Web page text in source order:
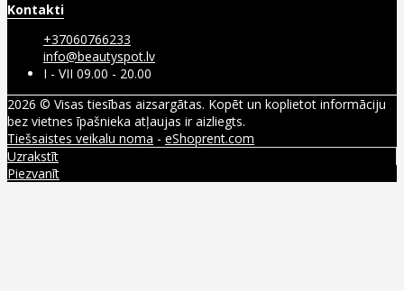
Kontakti
+37060766233
info@beautyspot.lv
I - VII 09.00 - 20.00
2026 © Visas tiesības aizsargātas. Kopēt un koplietot informāciju
bez vietnes īpašnieka atļaujas ir aizliegts.
Tiešsaistes veikalu noma - eShoprent.com
Uzrakstīt
Piezvanīt